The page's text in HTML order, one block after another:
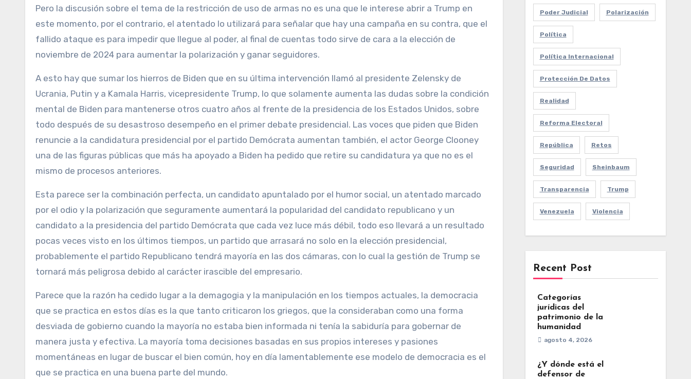
Pero la discusión sobre el tema de la restricción de uso de armas no es una que le interese abrir a Trump en
este momento, por el contrario, el atentado lo utilizará para señalar que hay una campaña en su contra, que el
fallido ataque es para impedir que llegue al poder, al final de cuentas todo sirve de cara a la elección de
noviembre de 2024 para aumentar la polarización y ganar seguidores.
A esto hay que sumar los hierros de Biden que en su última intervención llamó al presidente Zelensky de
Ucrania, Putin y a Kamala Harris, vicepresidente Trump, lo que solamente aumenta las dudas sobre la condición
mental de Biden para mantenerse otros cuatro años al frente de la presidencia de los Estados Unidos, sobre
todo después de su desastroso desempeño en el primer debate presidencial. Las voces que piden que Biden
renuncie a la candidatura presidencial por el partido Demócrata aumentan también, el actor George Clooney
una de las figuras públicas que más ha apoyado a Biden ha pedido que retire su candidatura ya que no es el
mismo de procesos anteriores.
Esta parece ser la combinación perfecta, un candidato apuntalado por el humor social, un atentado marcado
por el odio y la polarización que seguramente aumentará la popularidad del candidato republicano y un
candidato a la presidencia del partido Demócrata que cada vez luce más débil, todo eso llevará a un resultado
pocas veces visto en los últimos tiempos, un partido que arrasará no solo en la elección presidencial,
probablemente el partido Republicano tendrá mayoría en las dos cámaras, con lo cual la gestión de Trump se
tornará más peligrosa debido al carácter irascible del empresario.
Parece que la razón ha cedido lugar a la demagogia y la manipulación en los tiempos actuales, la democracia
que se practica en estos días es la que tanto criticaron los griegos, que la consideraban como una forma
desviada de gobierno cuando la mayoría no estaba bien informada ni tenía la sabiduría para gobernar de
manera justa y efectiva. La mayoría toma decisiones basadas en sus propios intereses y pasiones
momentáneas en lugar de buscar el bien común, hoy en día lamentablemente ese modelo de democracia es el
que se practica en una buena parte del mundo.
Poder Judicial Polarización
Política
Política Internacional
Protección De Datos
Realidad
Reforma Electoral
República Retos
Seguridad Sheinbaum
Transparencia Trump
Venezuela Violencia
Recent Post
Categorías
jurídicas del
patrimonio de la
humanidad
agosto 4, 2026
¿Y dónde está el
defensor de